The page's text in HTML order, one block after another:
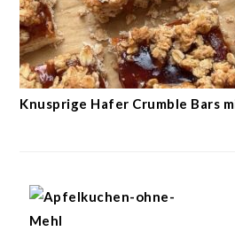
Knusprige Hafer Crumble Bars